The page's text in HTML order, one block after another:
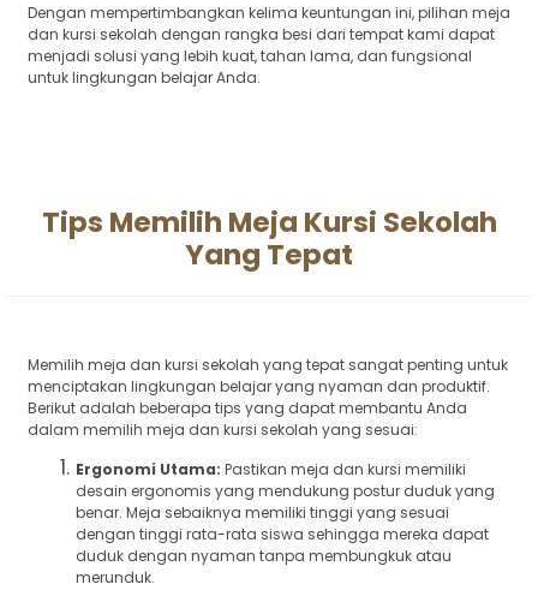
Dengan mempertimbangkan kelima keuntungan ini, pilihan meja
dan kursi sekolah dengan rangka besi dari tempat kami dapat
menjadi solusi yang lebih kuat, tahan lama, dan fungsional
untuk lingkungan belajar Anda.
Tips Memilih Meja Kursi Sekolah
Yang Tepat
Memilih meja dan kursi sekolah yang tepat sangat penting untuk
menciptakan lingkungan belajar yang nyaman dan produktif.
Berikut adalah beberapa tips yang dapat membantu Anda
dalam memilih meja dan kursi sekolah yang sesuai:
Ergonomi Utama: Pastikan meja dan kursi memiliki
desain ergonomis yang mendukung postur duduk yang
benar. Meja sebaiknya memiliki tinggi yang sesuai
dengan tinggi rata-rata siswa sehingga mereka dapat
duduk dengan nyaman tanpa membungkuk atau
merunduk.